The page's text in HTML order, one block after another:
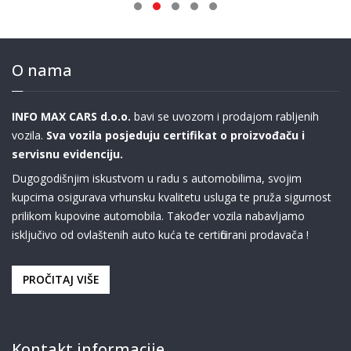
O nama
INFO MAX CARS d.o.o. bavi se uvozom i prodajom rabljenih
vozila. Sva vozila posjeduju certifikat o proizvođaču i
servisnu evidenciju.
Dugogodišnjim iskustvom u radu s automobilima, svojim
kupcima osigurava vrhunsku kvalitetu usluga te pruža sigurnost
prilikom kupovine automobila. Također vozila nabavljamo
isključivo od ovlaštenih auto kuća te certificirani prodavača !
PROČITAJ VIŠE